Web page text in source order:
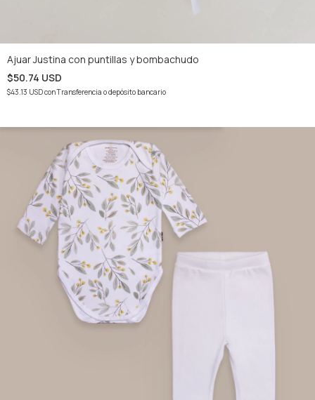
Ajuar Justina con puntillas y bombachudo
$50.74 USD
$43.13 USDconTransferencia o depósito bancario